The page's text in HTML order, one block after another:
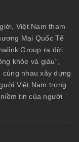
Việt Nam tham
Mại Quốc Tế
Group ra đời
khỏe và giàu",
nhau xây dựng
Việt Nam trong
tin của người